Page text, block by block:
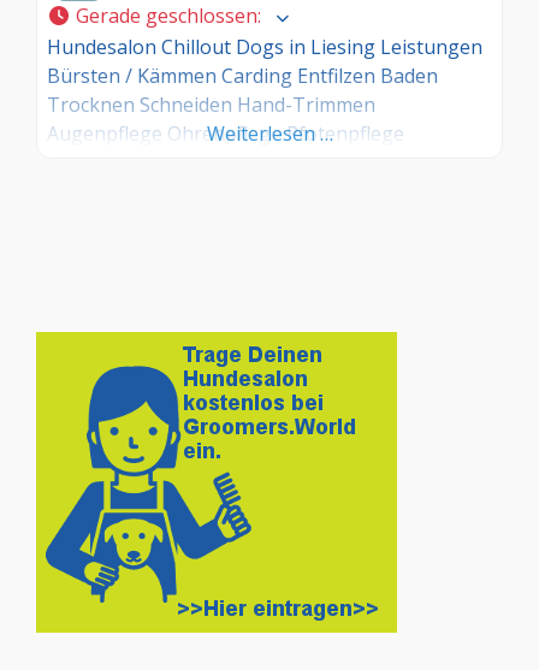
Gerade geschlossen:
Hundesalon Chillout Dogs in Liesing Leistungen
Bürsten / Kämmen Carding Entfilzen Baden
Trocknen Schneiden Hand-Trimmen
Augenpflege Ohrenpflege Pfotenpflege
Weiterlesen …